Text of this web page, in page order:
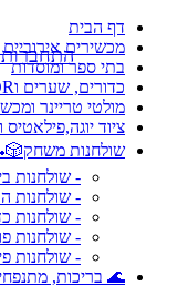
דף הבית
מכשירים אירוביים
בתי ספר ומוסדות
כדורים, שערים וOUTDOOR
מולטי טריינר
ציוד יוגה,פילאטיס
שולחנות
- שולחנות
- שולחנות
- שולחנות
- שולחנות
- שולחנות
🌊 בריכות,